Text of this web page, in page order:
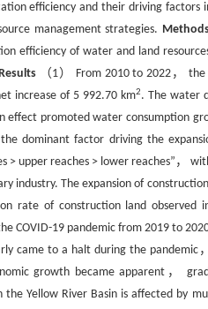
efficiency and their driving factors
management strategies.
efficiency of water and land
（1） From 2010 to 2022，
increase of 5 992.70 km2. The water
effect promoted water consumption
dominant factor driving the
> upper reaches > lower reaches”，
industry. The expansion of
rate of construction land observed
COVID-19 pandemic from 2019 to
came to a halt during the pandemic
growth became apparent，
Yellow River Basin is affected by